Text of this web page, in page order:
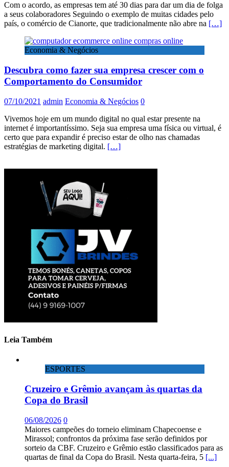
Com o acordo, as empresas tem até 30 dias para dar um dia de folga
a seus colaboradores Seguindo o exemplo de muitas cidades pelo
país, o comércio de Cianorte, que tradicionalmente não abre na […]
Economia & Negócios
Descubra como fazer sua empresa crescer com o
Comportamento do Consumidor
07/10/2021 admin Economia & Negócios 0
Vivemos hoje em um mundo digital no qual estar presente na
internet é importantíssimo. Seja sua empresa uma física ou virtual, é
certo que para expandir é preciso estar de olho nas chamadas
estratégias de marketing digital. […]
Leia Também
ESPORTES
Cruzeiro e Grêmio avançam às quartas da
Copa do Brasil
06/08/2026 0
Maiores campeões do torneio eliminam Chapecoense e
Mirassol; confrontos da próxima fase serão definidos por
sorteio da CBF. Cruzeiro e Grêmio estão classificados para as
quartas de final da Copa do Brasil. Nesta quarta-feira, 5 [...]